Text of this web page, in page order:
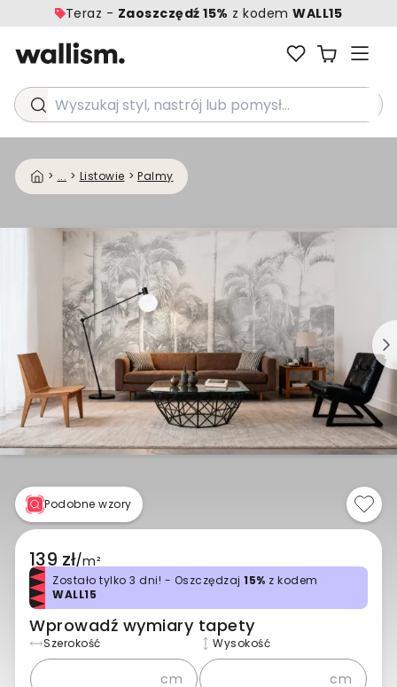
Teraz - Zaoszczędź 15% z kodemWALL15
Wyszukaj styl, nastrój lub pomysł...
> ... > Listowie > Palmy
Podobne wzory
139 zł/m²
Zostało tylko 3 dni! - Oszczędzaj 15% z kodem
WALL15
Wprowadź wymiary tapety
Szerokość
cm
Wysokość
cm